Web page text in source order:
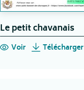
Le petit chavanais
Voir Télécharger